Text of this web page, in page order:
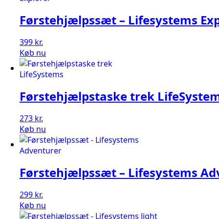
Førstehjælpssæt – Lifesystems
399 kr.
Køb nu
Førstehjælpstaske trek
273 kr.
Køb nu
Førstehjælpssæt – Lifesystems
299 kr.
Køb nu